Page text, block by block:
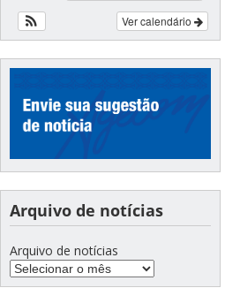
Ver calendário
Arquivo de notícias
Arquivo de notícias